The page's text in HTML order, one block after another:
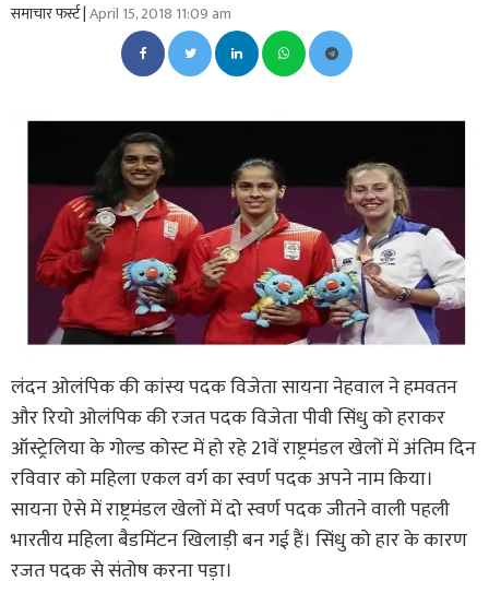
समाचार फर्स्ट |April 15, 2018 11:09 am
लंदन ओलंपिक की कांस्य पदक विजेता सायना नेहवाल ने हमवतन
और रियो ओलंपिक की रजत पदक विजेता पीवी सिंधु को हराकर
ऑस्ट्रेलिया के गोल्ड कोस्ट में हो रहे 21वें राष्ट्रमंडल खेलों में अंतिम दिन
रविवार को महिला एकल वर्ग का स्वर्ण पदक अपने नाम किया।
सायना ऐसे में राष्ट्रमंडल खेलों में दो स्वर्ण पदक जीतने वाली पहली
भारतीय महिला बैडमिंटन खिलाड़ी बन गई हैं। सिंधु को हार के कारण
रजत पदक से संतोष करना पड़ा।